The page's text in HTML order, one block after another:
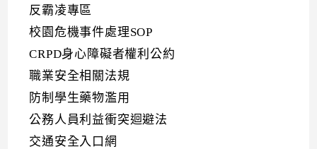
反霸凌專區
校園危機事件處理SOP
CRPD身心障礙者權利公約
職業安全相關法規
防制學生藥物濫用
公務人員利益衝突迴避法
交通安全入口網